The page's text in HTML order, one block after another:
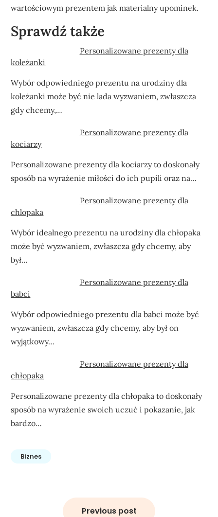
wartościowym prezentem jak materialny upominek.
Sprawdź także
Personalizowane prezenty dla
koleżanki
Wybór odpowiedniego prezentu na urodziny dla
koleżanki może być nie lada wyzwaniem, zwłaszcza
gdy chcemy,…
Personalizowane prezenty dla
kociarzy
Personalizowane prezenty dla kociarzy to doskonały
sposób na wyrażenie miłości do ich pupili oraz na…
Personalizowane prezenty dla
chlopaka
Wybór idealnego prezentu na urodziny dla chłopaka
może być wyzwaniem, zwłaszcza gdy chcemy, aby
był…
Personalizowane prezenty dla
babci
Wybór odpowiedniego prezentu dla babci może być
wyzwaniem, zwłaszcza gdy chcemy, aby był on
wyjątkowy…
Personalizowane prezenty dla
chłopaka
Personalizowane prezenty dla chłopaka to doskonały
sposób na wyrażenie swoich uczuć i pokazanie, jak
bardzo…
Biznes
Previous post